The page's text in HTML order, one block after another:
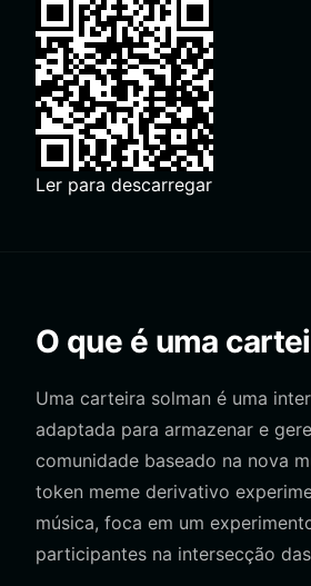
Ler para descarregar
O que é uma
Uma carteira solman é uma
adaptada para armazenar e
comunidade baseado na nova
token meme derivativo
música, foca em um
participantes na intersecção